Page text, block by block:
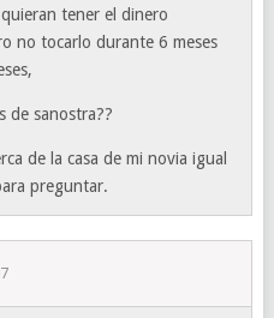
tener el dinero
no tocarlo durante 6 meses
de sanostra??
de la casa de mi novia igual
preguntar.